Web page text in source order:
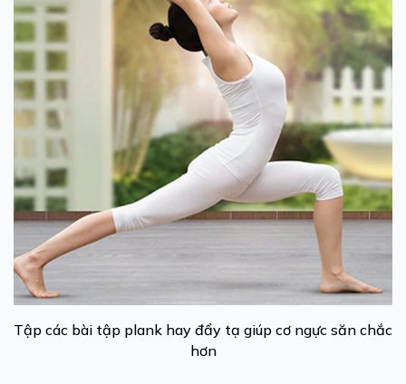
Tập các bài tập plank hay đẩy tạ giúp cơ ngực săn chắc
hơn